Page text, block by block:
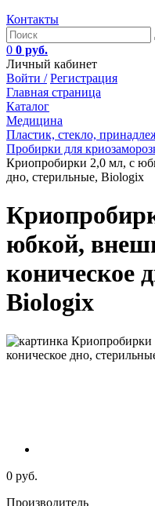
Контакты
0 0 руб.
Личный кабинет
Войти / Регистрация
Главная страница
Каталог
Медицина
Пластик, стекло,
Пробирки для
Криопробирки 2,0 мл, с
дно, стерильные, Biologix
юбкой,
коническое
Biologix
0 руб.
Производитель